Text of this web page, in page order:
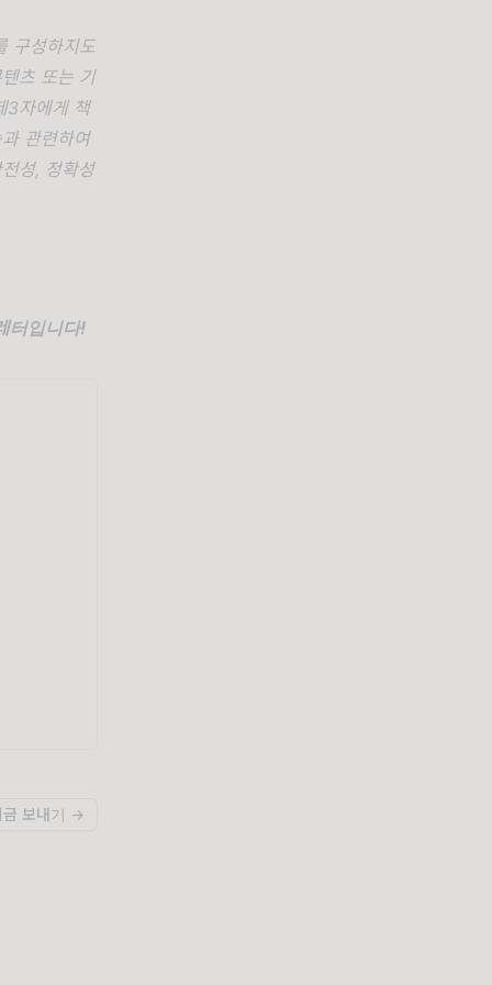
구성하지도
츠 또는 기
3자에게 책
관련하여
성, 정확성
터입니다!
금 보내기 →